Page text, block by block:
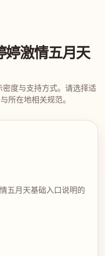
婷激情五月天
度与支持方式。请选择适
所在地相关规范。
五月天基础入口说明的